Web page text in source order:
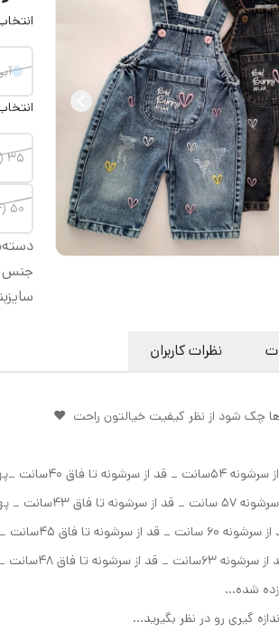
۳۵ (۳ تا ۹ماه)
۵۰ (۲۴ تا ۳۶ماه)
جنس
نظرات کاربران
ها چک شود از نظر کیفیت خیالتون راحت ❤️
شده...
گیری رو در نظر بگیرید...